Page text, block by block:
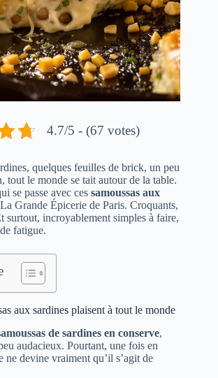
4.7/5 - (67 votes)
quelques feuilles de brick, un peu
le monde se tait autour de la table.
se passe avec ces samoussas aux
Grande Épicerie de Paris. Croquants,
surtout, incroyablement simples à faire,
fatigue.
aux sardines plaisent à tout le monde
de sardines en conserve,
audacieux. Pourtant, une fois en
ne devine vraiment qu’il s’agit de